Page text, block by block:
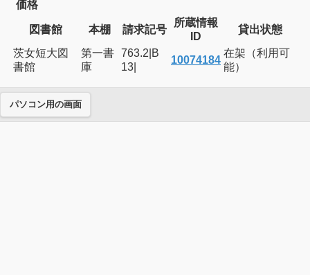
価格
図書館 本棚 請求記号
所蔵情報
ID
貸出状態
茨女短大図
書館
第一書
庫
763.2|B
13|
10074184
在架（利用可
能）
パソコン用の画面